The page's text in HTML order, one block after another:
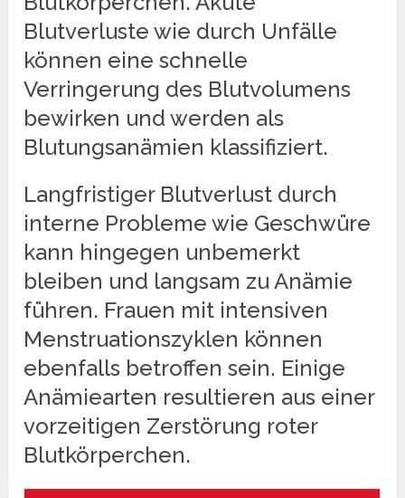
Blutverluste wie durch Unfälle
können eine schnelle
Verringerung des Blutvolumens
bewirken und werden als
Blutungsanämien klassifiziert.
Langfristiger Blutverlust durch
interne Probleme wie Geschwüre
kann hingegen unbemerkt
bleiben und langsam zu Anämie
führen. Frauen mit intensiven
Menstruationszyklen können
ebenfalls betroffen sein. Einige
Anämiearten resultieren aus einer
vorzeitigen Zerstörung roter
Blutkörperchen.